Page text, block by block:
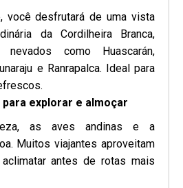
você desfrutará de uma vista
da Cordilheira Branca,
nevados como Huascarán,
e Ranrapalca. Ideal para
explorar e almoçar
as aves andinas e a
Muitos viajantes aproveitam
antes de rotas mais